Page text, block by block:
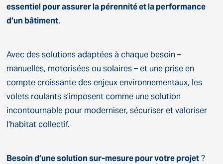
essentiel pour assurer la pérennité et la performance
d’un bâtiment.
Avec des solutions adaptées à chaque besoin –
manuelles, motorisées ou solaires – et une prise en
compte croissante des enjeux environnementaux, les
volets roulants s’imposent comme une solution
incontournable pour moderniser, sécuriser et valoriser
l’habitat collectif.
Besoin d’une solution sur-mesure pour votre projet?